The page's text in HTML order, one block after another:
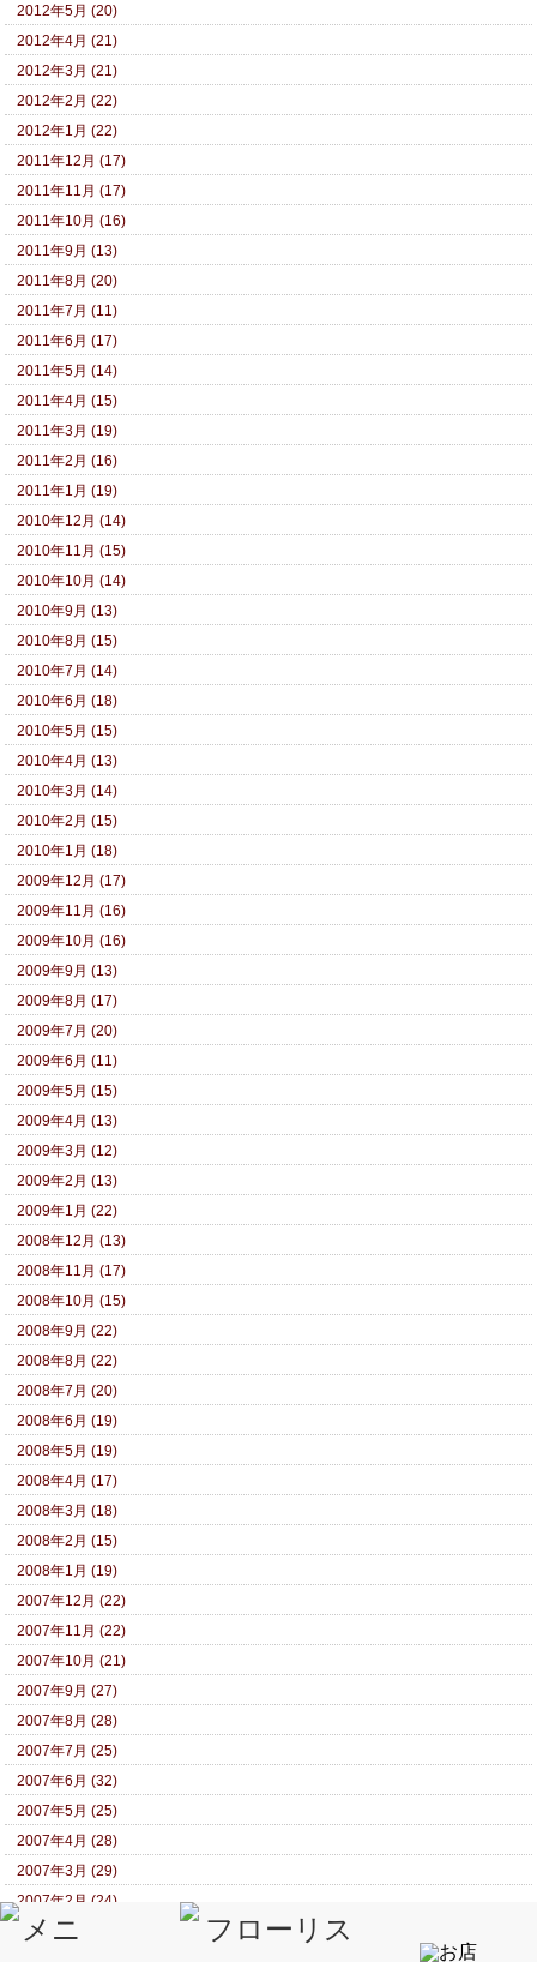
2012年5月 (20)
2012年4月 (21)
2012年3月 (21)
2012年2月 (22)
2012年1月 (22)
2011年12月 (17)
2011年11月 (17)
2011年10月 (16)
2011年9月 (13)
2011年8月 (20)
2011年7月 (11)
2011年6月 (17)
2011年5月 (14)
2011年4月 (15)
2011年3月 (19)
2011年2月 (16)
2011年1月 (19)
2010年12月 (14)
2010年11月 (15)
2010年10月 (14)
2010年9月 (13)
2010年8月 (15)
2010年7月 (14)
2010年6月 (18)
2010年5月 (15)
2010年4月 (13)
2010年3月 (14)
2010年2月 (15)
2010年1月 (18)
2009年12月 (17)
2009年11月 (16)
2009年10月 (16)
2009年9月 (13)
2009年8月 (17)
2009年7月 (20)
2009年6月 (11)
2009年5月 (15)
2009年4月 (13)
2009年3月 (12)
2009年2月 (13)
2009年1月 (22)
2008年12月 (13)
2008年11月 (17)
2008年10月 (15)
2008年9月 (22)
2008年8月 (22)
2008年7月 (20)
2008年6月 (19)
2008年5月 (19)
2008年4月 (17)
2008年3月 (18)
2008年2月 (15)
2008年1月 (19)
2007年12月 (22)
2007年11月 (22)
2007年10月 (21)
2007年9月 (27)
2007年8月 (28)
2007年7月 (25)
2007年6月 (32)
2007年5月 (25)
2007年4月 (28)
2007年3月 (29)
2007年2月 (24)
2007年1月 (29)